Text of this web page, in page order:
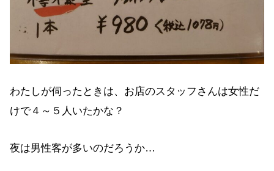
わたしが伺ったときは、お店のスタッフさんは女性だ
けで４～５人いたかな？
夜は男性客が多いのだろうか…